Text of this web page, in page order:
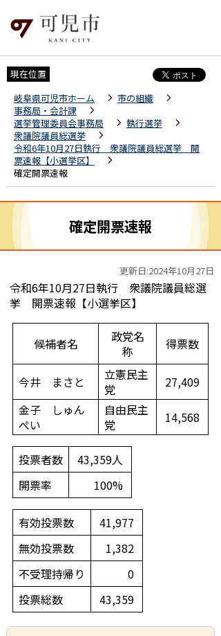
現在位置
岐阜県可児市ホーム
市の組織
事務局・会計課
選挙管理委員会事務局
執行選挙
衆議院議員総選挙
令和6年10月27日執行 衆議院議員総選挙 開
票速報【小選挙区】
確定開票速報
確定開票速報
更新日:2024年10月27日
令和6年10月27日執行 衆議院議員総選
挙 開票速報【小選挙区】
候補者名
政党名
称
得票数
今井 まさと
立憲民主
党
27,409
金子 しゅん
ぺい
自由民主
党
14,568
投票者数
43,359人
開票率
100%
有効投票数
41,977
無効投票数
1,382
不受理持帰り
0
投票総数
43,359